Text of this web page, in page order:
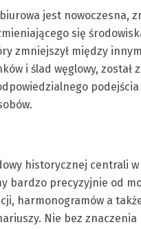
jest nowoczesna,
się
zmniejszył między
i ślad węglowy, został
historycznej centrali w
bardzo precyzyjnie od
harmonogramów a
Nie bez znaczenia